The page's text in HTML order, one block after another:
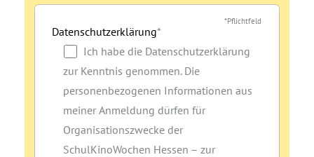
*Pflichtfeld
Datenschutzerklärung*
Ich habe die Datenschutzerklärung
zur Kenntnis genommen. Die
personenbezogenen Informationen aus
meiner Anmeldung dürfen für
Organisationszwecke der
SchulKinoWochen Hessen – zur